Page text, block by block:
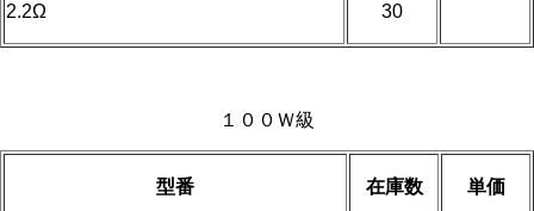
2.2Ω 30
１００Ｗ級
型番 在庫数 単価